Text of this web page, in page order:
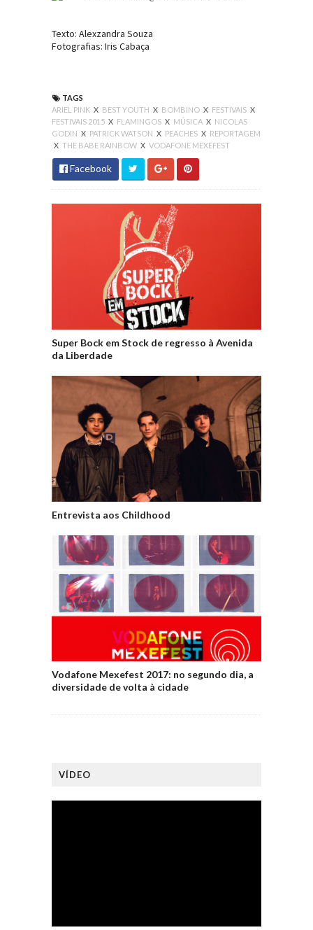
Texto: Alexzandra Souza
Fotografias: Iris Cabaça
TAGS
ARIEL PINK X BEST YOUTH X BOMBINO X FESTIVAIS X
FESTIVAIS 2015 X FLAMINGOS X MÚSICA X NICOLAS
GODIN X PATRICK WATSON X PEACHES X REPORTAGEM
X THE BABE RAINBOW X VODAFONE MEXEFEST
Facebook
Super Bock em Stock de regresso à Avenida
da Liberdade
Entrevista aos Childhood
Vodafone Mexefest 2017: no segundo dia, a
diversidade de volta à cidade
VÍDEO